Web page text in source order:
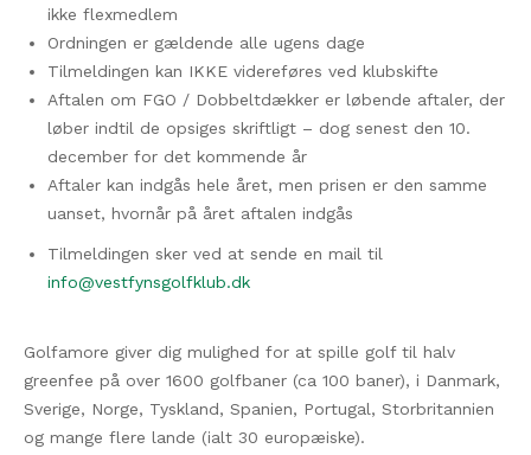
ikke flexmedlem
Ordningen er gældende alle ugens dage
Tilmeldingen kan IKKE videreføres ved klubskifte
Aftalen om FGO / Dobbeltdækker er løbende aftaler, der
løber indtil de opsiges skriftligt – dog senest den 10.
december for det kommende år
Aftaler kan indgås hele året, men prisen er den samme
uanset, hvornår på året aftalen indgås
Tilmeldingen sker ved at sende en mail til
info@vestfynsgolfklub.dk
Golfamore giver dig mulighed for at spille golf til halv
greenfee på over 1600 golfbaner (ca 100 baner), i Danmark,
Sverige, Norge, Tyskland, Spanien, Portugal, Storbritannien
og mange flere lande (ialt 30 europæiske).